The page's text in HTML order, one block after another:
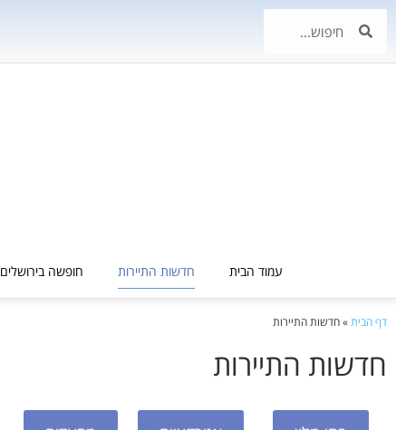
עמוד הבית חדשות התיירות חופשה בירושלים
דף הבית»חדשות התיירות
חדשות התיירות